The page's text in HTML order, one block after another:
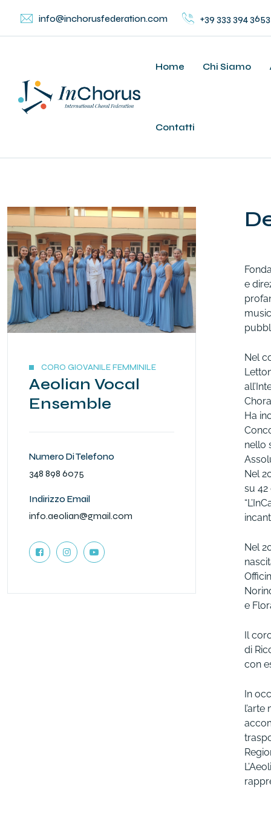
info@inchorusfederation.com +39 333 394 3653
Home Chi Siamo
Contatti
CORO GIOVANILE FEMMINILE
Aeolian Vocal
Ensemble
Numero Di Telefono
348 898 6075
Indirizzo Email
info.aeolian@gmail.com
D
e
Nel
Ha
nello
Nel
su 42
Nel
e
Il
di
con
In